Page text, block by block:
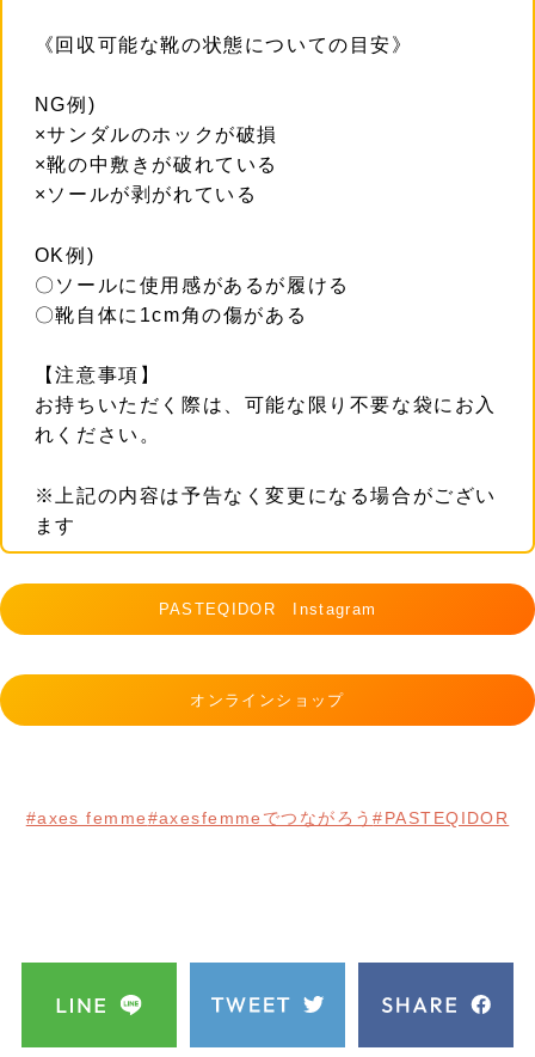
《回収可能な靴の状態についての目安》
NG例)
×サンダルのホックが破損
×靴の中敷きが破れている
×ソールが剥がれている
OK例)
〇ソールに使用感があるが履ける
〇靴自体に1cm角の傷がある
【注意事項】
お持ちいただく際は、可能な限り不要な袋にお入
れください。
※上記の内容は予告なく変更になる場合がござい
ます
PASTEQIDOR Instagram
オンラインショップ
#axes femme#axesfemmeでつながろう#PASTEQIDOR